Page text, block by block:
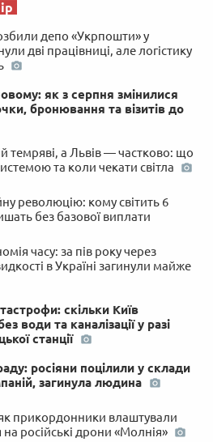
депо «Укрпошти» у
дві працівниці, але логістику
як з серпня змінилися
бронювання та візитів до
темряві, а Львів — частково: що
та коли чекати світла
революцію: кому світить 6
без базової виплати
часу: за пів року через
в Україні загинули майже
скільки Київ
води та каналізації у разі
станції
росіяни поцілили у склади
загинула людина
прикордонники влаштували
російські дрони «Молнія»